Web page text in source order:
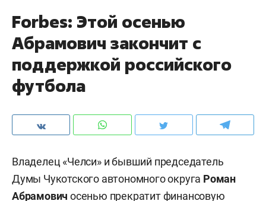
Forbes: Этой осенью
Абрамович закончит с
поддержкой российского
футбола
Владелец «Челси» и бывший председатель
Думы Чукотского автономного округа Роман
Абрамович осенью прекратит финансовую